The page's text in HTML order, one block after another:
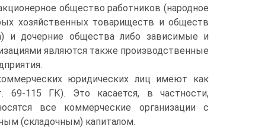
общество работников (народное
хозяйственных товариществ и обществ
и дочерние общества либо зависимые и
являются также производственные
юридических лиц имеют как
115 ГК). Это касается, в частности,
все коммерческие организации с
(складочным) капиталом.